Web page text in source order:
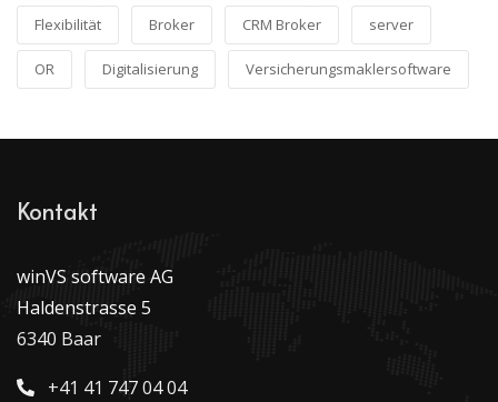
Flexibilität Broker CRM Broker server
OR Digitalisierung Versicherungsmaklersoftware
Kontakt
winVS software AG
Haldenstrasse 5
6340 Baar
+41 41 747 04 04